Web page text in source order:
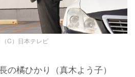
（C）日本テレビ
の橘ひかり（真木よう子）